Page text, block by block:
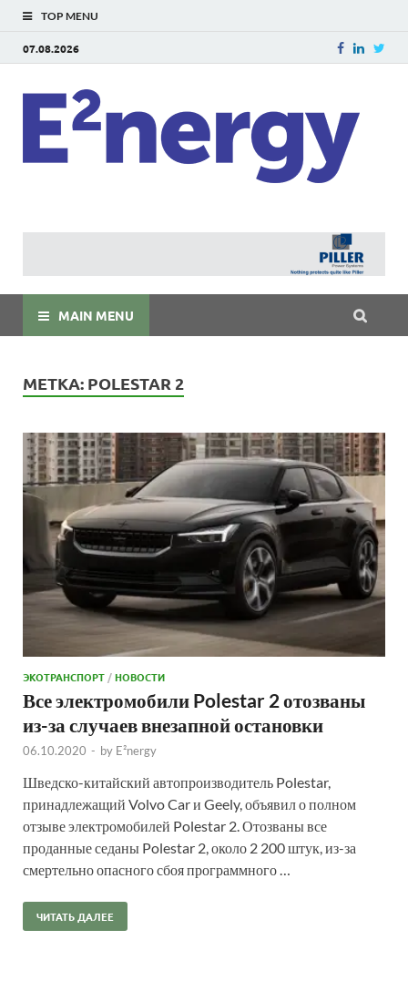
TOP MENU
07.08.2026
MAIN MENU
МЕТКА: POLESTAR 2
ЭКОТРАНСПОРТ /НОВОСТИ
Все электромобили Polestar 2 отозваны
из-за случаев внезапной остановки
06.10.2020 - by E²nergy
Шведско-китайский автопроизводитель Polestar,
принадлежащий Volvo Car и Geely, объявил о полном
отзыве электромобилей Polestar 2. Отозваны все
проданные седаны Polestar 2, около 2 200 штук, из-за
смертельно опасного сбоя программного …
ЧИТАТЬ ДАЛЕЕ